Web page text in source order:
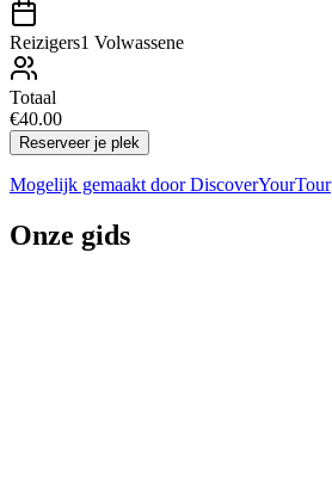
Reizigers1 Volwassene
Totaal
€40.00
Reserveer je plek
Mogelijk gemaakt doorDiscoverYourTour
Onze gids